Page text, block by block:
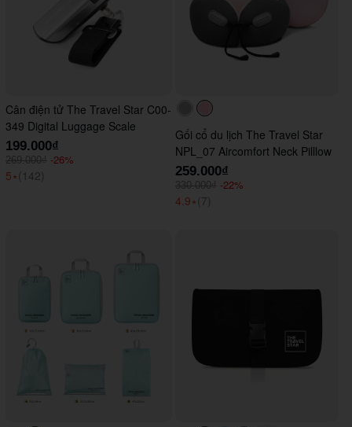
Cân điện tử The Travel Star C00-
349 Digital Luggage Scale
199.000₫
269.000₫ -26%
5⭑ (142)
#acacac#ffc0cb
Gối cổ du lịch The Travel Star
NPL_07 Aircomfort Neck Pilllow
259.000₫
330.000₫ -22%
4.9⭑ (7)